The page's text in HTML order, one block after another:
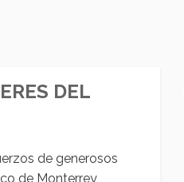
DEL
de generosos
de Monterrey